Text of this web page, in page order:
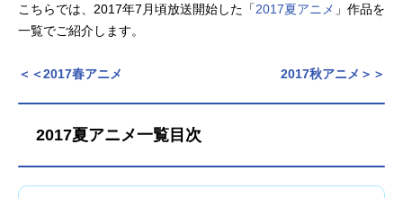
アニメ記事一覧
今期アニメ曜日別一覧
春アニメ
こちらでは、2017年7月頃放送開始した「2017夏アニメ 」作品を
一覧でご紹介します。
2017秋アニメ＞＞
＜＜2017春アニメ
2017夏アニメ一覧目次